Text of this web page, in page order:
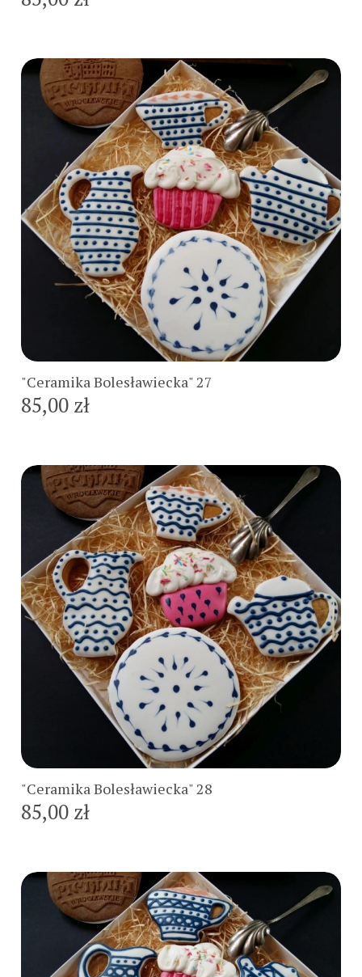
"Ceramika Bolesławiecka" 27
85,00 zł
Do koszyka
"Ceramika Bolesławiecka" 28
85,00 zł
Do koszyka